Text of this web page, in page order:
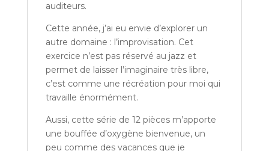
auditeurs.
Cette année, j’ai eu envie d’explorer un
autre domaine : l’improvisation. Cet
exercice n’est pas réservé au jazz et
permet de laisser l’imaginaire très libre,
c’est comme une récréation pour moi qui
travaille énormément.
Aussi, cette série de 12 pièces m’apporte
une bouffée d’oxygène bienvenue, un
peu comme des vacances que je